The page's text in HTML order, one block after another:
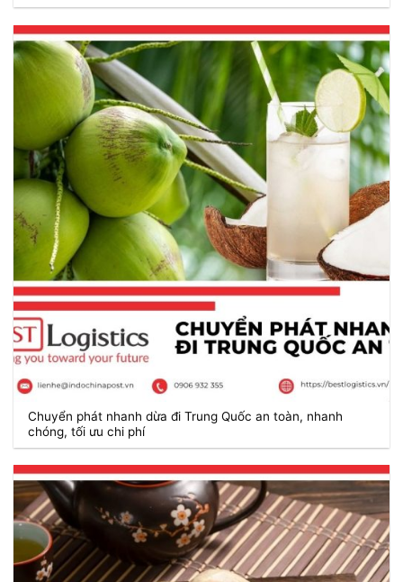
Chuyển phát nhanh dừa đi Trung Quốc an toàn, nhanh
chóng, tối ưu chi phí